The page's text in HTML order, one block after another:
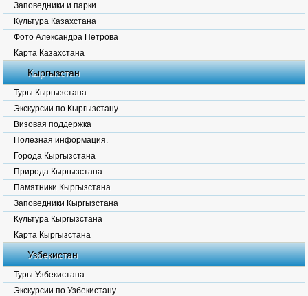
Заповедники и парки
Культура Казахстана
Фото Александра Петрова
Карта Казахстана
Кыргызстан
Туры Кыргызстана
Экскурсии по Кыргызстану
Визовая поддержка
Полезная информация.
Города Кыргызстана
Природа Кыргызстана
Памятники Кыргызстана
Заповедники Кыргызстана
Культура Кыргызстана
Карта Кыргызстана
Узбекистан
Туры Узбекистана
Экскурсии по Узбекистану